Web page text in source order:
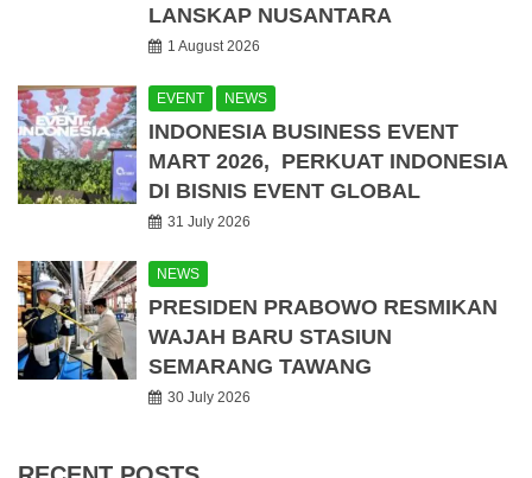
LANSKAP NUSANTARA
1 August 2026
EVENT NEWS
INDONESIA BUSINESS EVENT
MART 2026, PERKUAT INDONESIA
DI BISNIS EVENT GLOBAL
31 July 2026
NEWS
PRESIDEN PRABOWO RESMIKAN
WAJAH BARU STASIUN
SEMARANG TAWANG
30 July 2026